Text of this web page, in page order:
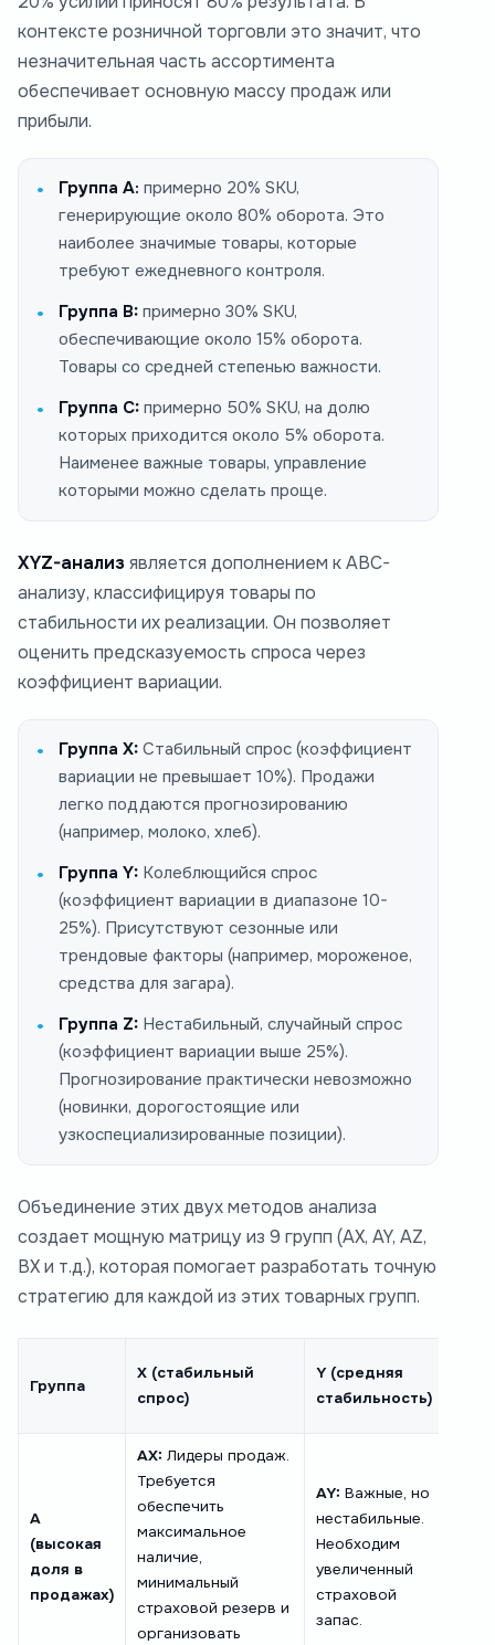
контексте розничной торговли это значит, что
незначительная часть ассортимента
обеспечивает основную массу продаж или
прибыли.
Группа А: примерно 20% SKU,
генерирующие около 80% оборота. Это
наиболее значимые товары, которые
требуют ежедневного контроля.
Группа B: примерно 30% SKU,
обеспечивающие около 15% оборота.
Товары со средней степенью важности.
Группа C: примерно 50% SKU, на долю
которых приходится около 5% оборота.
Наименее важные товары, управление
которыми можно сделать проще.
XYZ-анализ является дополнением к ABC-
анализу, классифицируя товары по
стабильности их реализации. Он позволяет
оценить предсказуемость спроса через
коэффициент вариации.
Группа X: Стабильный спрос (коэффициент
вариации не превышает 10%). Продажи
легко поддаются прогнозированию
(например, молоко, хлеб).
Группа Y: Колеблющийся спрос
(коэффициент вариации в диапазоне 10-
25%). Присутствуют сезонные или
трендовые факторы (например, мороженое,
средства для загара).
Группа Z: Нестабильный, случайный спрос
(коэффициент вариации выше 25%).
Прогнозирование практически невозможно
(новинки, дорогостоящие или
узкоспециализированные позиции).
Объединение этих двух методов анализа
создает мощную матрицу из 9 групп (AX, AY, AZ,
BX и т.д.), которая помогает разработать точную
стратегию для каждой из этих товарных групп.
Группа
X (стабильный
спрос)
Y (средняя
стабильность)
A
(высокая
доля в
продажах)
AX: Лидеры продаж.
Требуется
обеспечить
максимальное
наличие,
минимальный
страховой резерв и
организовать
AY: Важные, но
нестабильные.
Необходим
увеличенный
страховой
запас.